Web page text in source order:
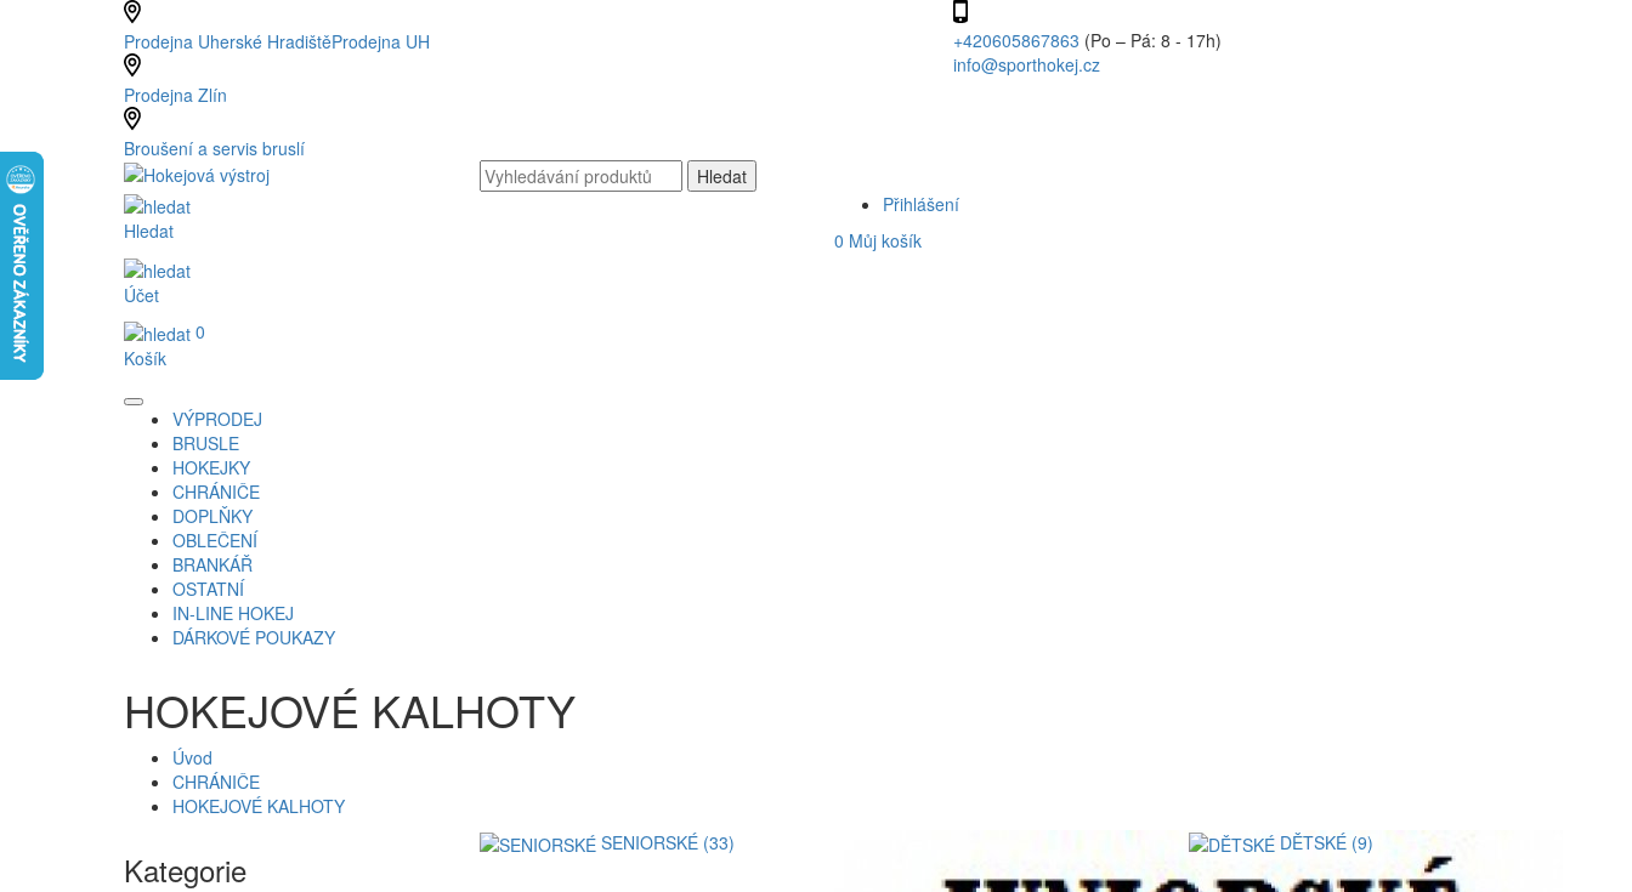
Prodejna Uherské HradištěProdejna UH
Prodejna Zlín
Broušení a servis bruslí
+420605867863 (Po – Pá: 8 - 17h)
info@sporthokej.cz
Hledat
Účet
0
Košík
Přihlášení
0 Můj košík
VÝPRODEJ
BRUSLE
HOKEJKY
CHRÁNIČE
DOPLŇKY
OBLEČENÍ
BRANKÁŘ
OSTATNÍ
IN-LINE HOKEJ
DÁRKOVÉ POUKAZY
HOKEJOVÉ KALHOTY
Úvod
CHRÁNIČE
HOKEJOVÉ KALHOTY
Kategorie
SENIORSKÉ (33) DĚTSKÉ (9)